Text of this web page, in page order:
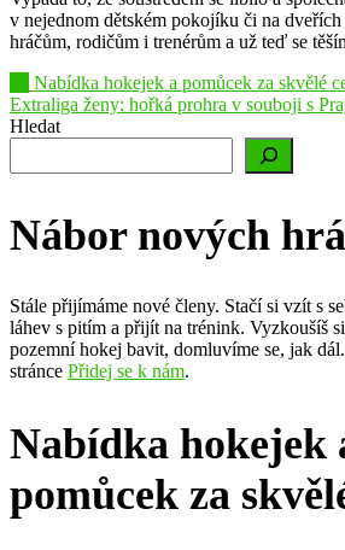
v nejednom dětském pokojíku či na
hráčům, rodičům i trenérům a už teď se
Post
navigation
← Nabídka hokejek a pomůcek za skvělé
Extraliga ženy: hořká prohra v souboji s
Hledat
Nábor nových
Stále přijímáme nové členy. Stačí si vzít s